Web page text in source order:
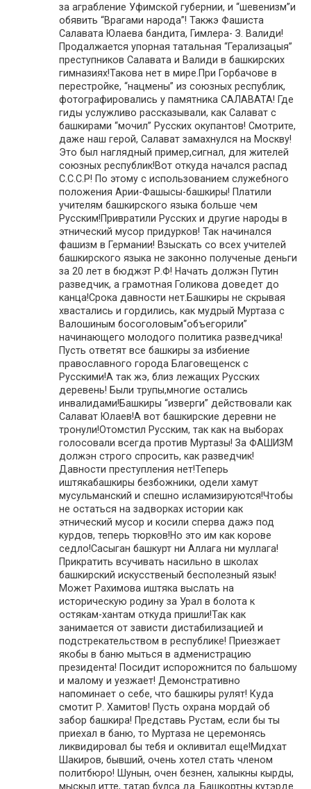
за аграбление Уфимской губернии, и “шевенизм”и
обявить “Врагами народа”! Такжэ Фашиста
Салавата Юлаева бандита, Гимлера- З. Валиди!
Продалжается упорная татальная “Герализацыя”
преступников Салавата и Валиди в башкирских
гимназиях!Такова нет в мире.При Горбачове в
перестройке, “нацмены” из союзных республик,
фотографировались у памятника САЛАВАТА! Где
гиды услужливо рассказывали, как Салават с
башкирами “мочил” Русских окупантов! Смотрите,
даже наш герой, Салават замахнулся на Москву!
Это был наглядный пример,сигнал, для жителей
союзных республик!Вот откуда начался распад
С.С.С.Р! По этому с использованием служебного
положения Арии-Фашысы-башкиры! Платили
учителям башкирского языка больше чем
Русским!Привратили Русских и другие народы в
этнический мусор придурков! Так начинался
фашизм в Германии! Взыскать со всех учителей
башкирского языка не законно полученые деньги
за 20 лет в бюджэт Р.Ф! Начать должэн Путин
разведчик, а грамотная Голикова доведет до
канца!Срока давности нет.Башкиры не скрывая
хвастались и гордились, как мудрый Муртаза с
Валошиным босоголовым“объегорили”
начинающего молодого политика разведчика!
Пусть ответят все башкиры за избиение
православного города Благовещенск с
Русскими!А так жэ, близ лежащих Русских
деревень! Были трупы,многие остались
инвалидами!Башкиры “изверги” действовали как
Салават Юлаев!А вот башкирские деревни не
тронули!Отомстил Русским, так как на выборах
голосовали всегда против Муртазы! За ФАШИЗМ
должэн строго спросить, как разведчик!
Давности преступления нет!Теперь
иштякабашкиры безбожники, одели хамут
мусульманский и спешно исламизируются!Чтобы
не остаться на задворках истории как
этнический мусор и косили сперва дажэ под
курдов, теперь тюрков!Но это им как корове
седло!Сасыган башкурт ни Аллага ни муллага!
Прикратить всучивать насильно в школах
башкирский искусственый бесполезный язык!
Может Рахимова иштяка выслать на
историческую родину за Урал в болота к
остякам-хантам откуда пришли!Так как
занимается от зависти дистабилизацией и
подстрекательством в республике! Приезжает
якобы в баню мыться в адменистрацию
президента! Посидит испорожнится по бальшому
и малому и уезжает! Демонстративно
напоминает о себе, что башкиры рулят! Куда
смотит Р. Хамитов! Пусть охрана мордай об
забор башкира! Представь Рустам, если бы ты
приехал в баню, то Муртаза не церемонясь
ликвидировал бы тебя и окливитал еще!Мидхат
Шакиров, бывший, очень хотел стать членом
политбюро! Шунын, очен безнен, халыкны кырды,
мыскыл итте, татар булса да. Башкортны кутэрде.